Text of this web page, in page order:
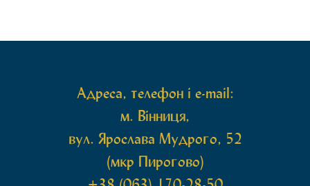
Адреса, телефон і e-mail:
м. Вінниця,
вул. Ярослава Мудрого, 52
(мкр Пирогово)